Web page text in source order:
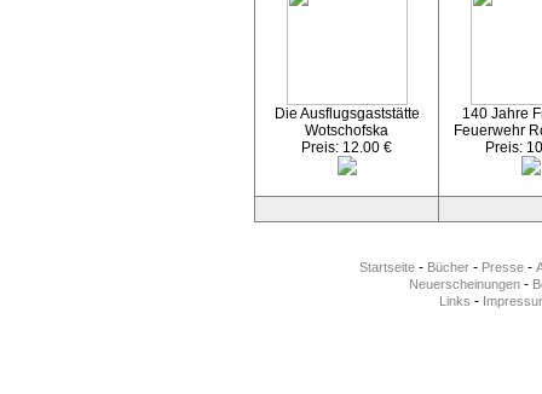
Die Ausflugsgaststätte
Wotschofska
Preis: 12.00 €
140 Jahre
Feuerwehr
Preis:
Startseite - Bücher - Presse -
Neuerscheinungen-
Links -